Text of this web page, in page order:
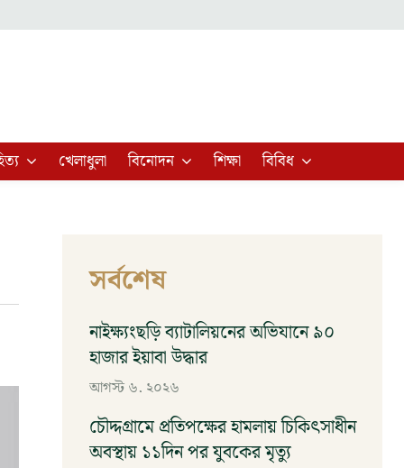
খেলাধুলা বিনোদন শিক্ষা বিবিধ
সর্বশেষ
নাইক্ষ্যংছড়ি ব্যাটালিয়নের অভিযানে ৯০
হাজার ইয়াবা উদ্ধার
আগস্ট ৬, ২০২৬
চৌদ্দগ্রামে প্রতিপক্ষের হামলায় চিকিৎসাধীন
অবস্থায় ১১দিন পর যুবকের মৃত্যু